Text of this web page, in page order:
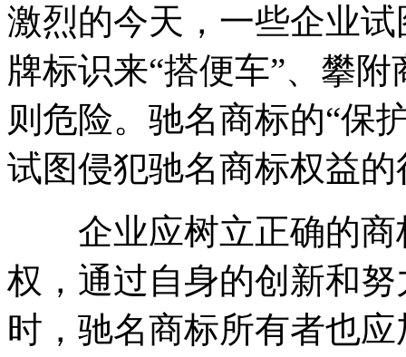
激烈的今天，一些企业
牌标识来“搭便车”、攀
则危险。驰名商标的“保
试图侵犯驰名商标权益
企业应树立正确的商
权，通过自身的创新和
时，驰名商标所有者也